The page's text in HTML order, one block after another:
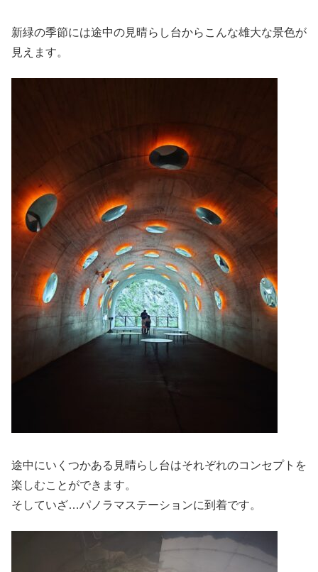
新緑の季節には途中の見晴らし台からこんな雄大な景色が
見えます。
途中にいくつかある見晴らし台はそれぞれのコンセプトを
楽しむことができます。
そしていざ…パノラマステーションに到着です。